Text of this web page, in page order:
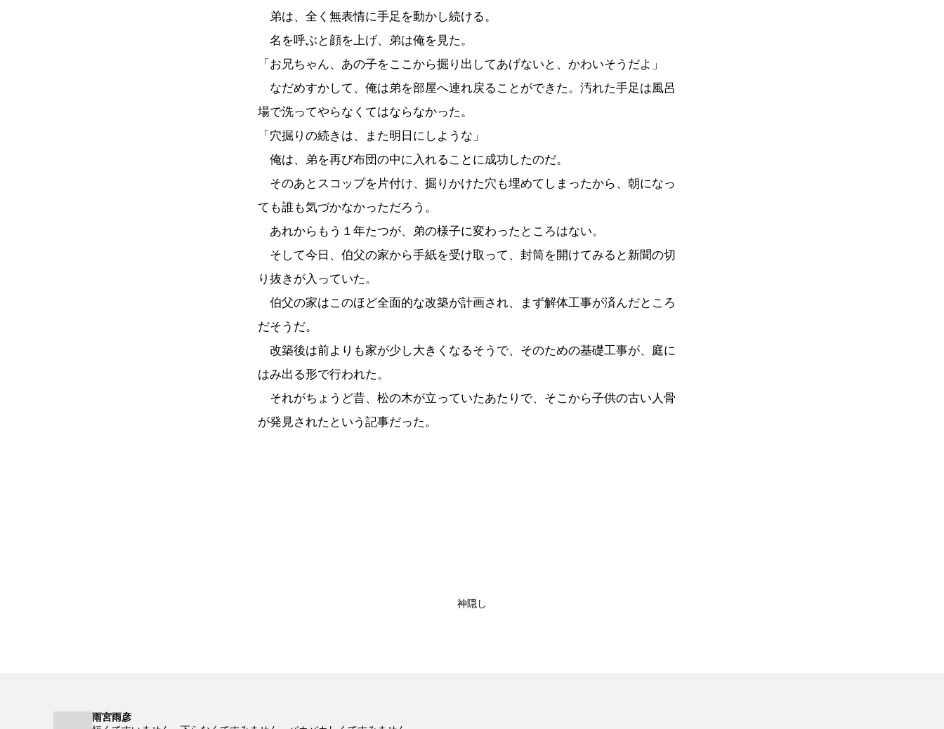
弟は、全く無表情に手足を動かし続ける。
名を呼ぶと顔を上げ、弟は俺を見た。
「お兄ちゃん、あの子をここから掘り出してあげないと、かわいそうだよ」
なだめすかして、俺は弟を部屋へ連れ戻ることができた。汚れた手足は風呂
場で洗ってやらなくてはならなかった。
「穴掘りの続きは、また明日にしような」
俺は、弟を再び布団の中に入れることに成功したのだ。
そのあとスコップを片付け、掘りかけた穴も埋めてしまったから、朝になっ
ても誰も気づかなかっただろう。
あれからもう１年たつが、弟の様子に変わったところはない。
そして今日、伯父の家から手紙を受け取って、封筒を開けてみると新聞の切
り抜きが入っていた。
伯父の家はこのほど全面的な改築が計画され、まず解体工事が済んだところ
だそうだ。
改築後は前よりも家が少し大きくなるそうで、そのための基礎工事が、庭に
はみ出る形で行われた。
それがちょうど昔、松の木が立っていたあたりで、そこから子供の古い人骨
が発見されたという記事だった。
神隠し
雨宮雨彦